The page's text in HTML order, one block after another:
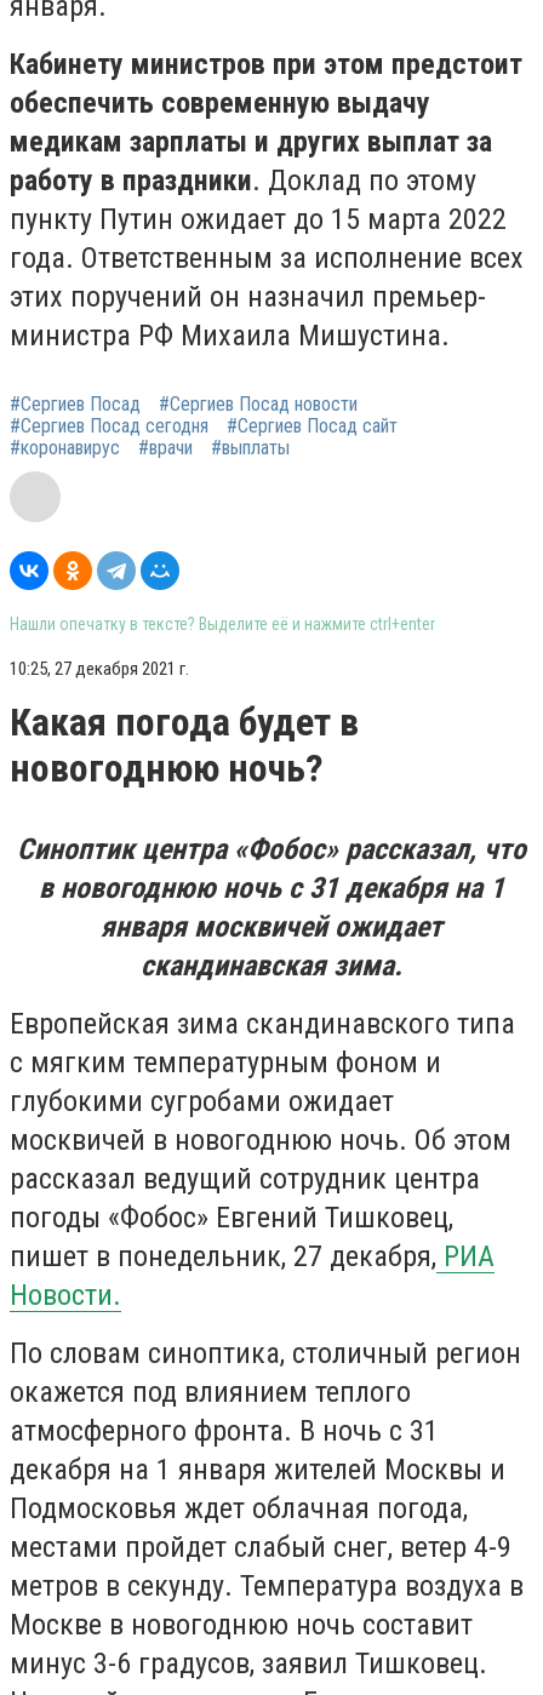
Кабинету министров при этом предстоит
обеспечить современную выдачу
медикам зарплаты и других выплат за
работу в праздники. Доклад по этому
пункту Путин ожидает до 15 марта 2022
года. Ответственным за исполнение всех
этих поручений он назначил премьер-
министра РФ Михаила Мишустина.
#Сергиев Посад
#Сергиев Посад новости
#Сергиев Посад сегодня
#Сергиев Посад сайт
#коронавирус
#врачи #выплаты
Нашли опечатку в тексте? Выделите её и нажмите ctrl+enter
10:25, 27 декабря 2021 г.
Какая погода будет в
новогоднюю ночь?
Синоптик центра «Фобос» рассказал, что
в новогоднюю ночь с 31 декабря на 1
января москвичей ожидает
скандинавская зима.
Европейская зима скандинавского типа
с мягким температурным фоном и
глубокими сугробами ожидает
москвичей в новогоднюю ночь. Об этом
рассказал ведущий сотрудник центра
погоды «Фобос» Евгений Тишковец,
пишет в понедельник, 27 декабря, РИА
Новости.
По словам синоптика, столичный регион
окажется под влиянием теплого
атмосферного фронта. В ночь с 31
декабря на 1 января жителей Москвы и
Подмосковья ждет облачная погода,
местами пройдет слабый снег, ветер 4-9
метров в секунду. Температура воздуха в
Москве в новогоднюю ночь составит
минус 3-6 градусов, заявил Тишковец.